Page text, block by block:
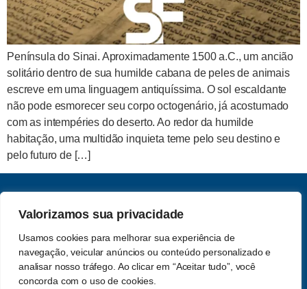
Valorizamos sua privacidade
Usamos cookies para melhorar sua experiência de
navegação, veicular anúncios ou conteúdo personalizado e
analisar nosso tráfego. Ao clicar em “Aceitar tudo”, você
concorda com o uso de cookies.
Península do Sinai. Aproximadamente 1500 a.C., um ancião
solitário dentro de sua humilde cabana de peles de animais
escreve em uma linguagem antiquíssima. O sol escaldante
não pode esmorecer seu corpo octogenário, já acostumado
com as intempéries do deserto. Ao redor da humilde
habitação, uma multidão inquieta teme pelo seu destino e
pelo futuro de […]
Acompanhe-nos nas redes
sociais
CNPJ: 62.357.060.0001-13
Saber e Fé Teologia LTDA
Política de Privacidade